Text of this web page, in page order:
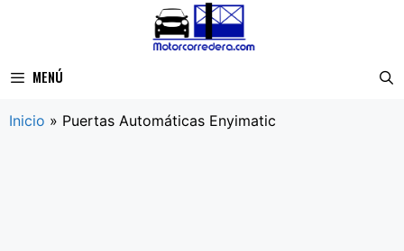
MENÚ
Inicio » Puertas Automáticas Enyimatic